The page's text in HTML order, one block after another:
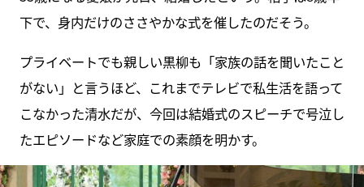
下で、身内だけのささやかな式を催したのだそう。
プライベートでも親しい黒柳も「家族の話を聞いたこと
がない」と言うほど、これまでテレビで私生活を語って
こなかった清水だが、今回は結婚式のスピーチで号泣し
たエピソードなど家庭での素顔を明かす。